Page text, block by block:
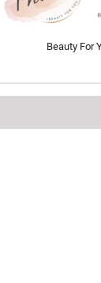
Beauty For